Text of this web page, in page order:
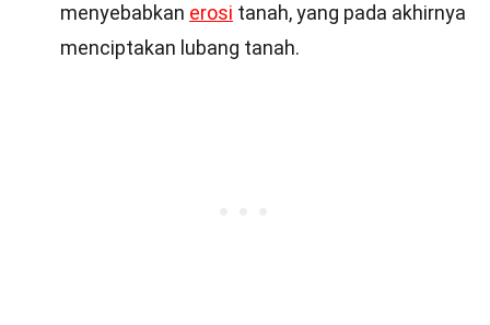
menyebabkan erosi tanah, yang pada akhirnya
menciptakan lubang tanah.